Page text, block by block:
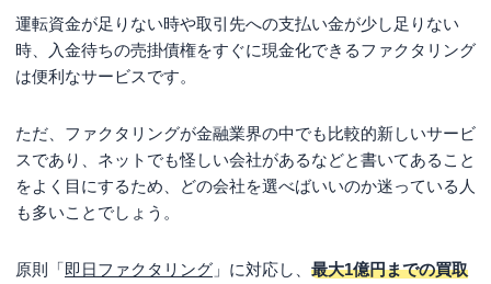
運転資金が足りない時や取引先への支払い金が少し足りない
時、入金待ちの売掛債権をすぐに現金化できるファクタリング
は便利なサービスです。
ただ、ファクタリングが金融業界の中でも比較的新しいサービ
スであり、ネットでも怪しい会社があるなどと書いてあること
をよく目にするため、どの会社を選べばいいのか迷っている人
も多いことでしょう。
原則「即日ファクタリング 」に対応し、 最大1億円までの買取